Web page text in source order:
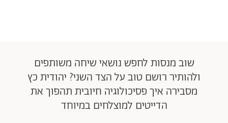
שוב מנסות לחפש נושאי שיחה משותפים
ולהותיר רושם טוב על הצד השני? יהודית כץ
מסבירה איך פסיכולוגיה חיובית תהפוך את
הדייטים למוצלחים במיוחד